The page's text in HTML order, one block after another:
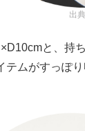
出
と、持
ムがすっぽり